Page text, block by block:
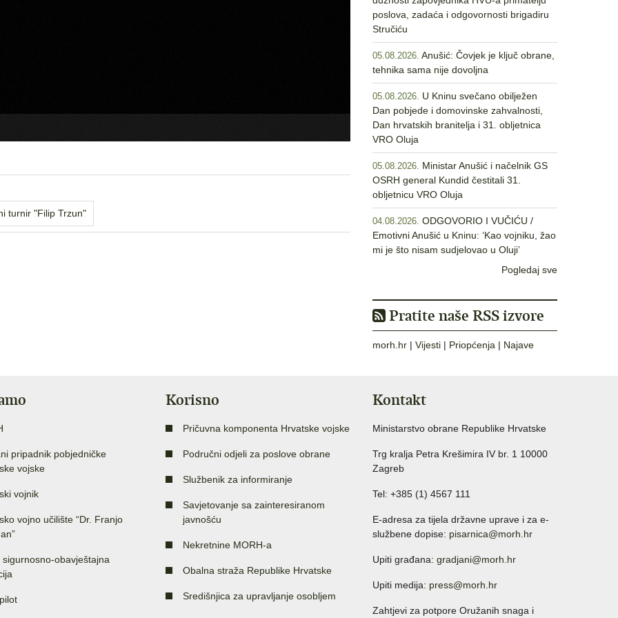
turnir "Filip Trzun"
poslova, zadaća i odgovornosti brigadiru
Stručiću
05.08.2026. Anušić: Čovjek je ključ obrane,
tehnika sama nije dovoljna
05.08.2026. U Kninu svečano obilježen
Dan pobjede i domovinske zahvalnosti,
Dan hrvatskih branitelja i 31. obljetnica
VRO Oluja
05.08.2026. Ministar Anušić i načelnik GS
OSRH general Kundid čestitali 31.
obljetnicu VRO Oluja
04.08.2026. ODGOVORIO I VUČIĆU /
Emotivni Anušić u Kninu: ‘Kao vojniku, žao
mi je što nisam sudjelovao u Oluji’
Pogledaj sve
Pratite naše RSS izvore
morh.hr | Vijesti | Priopćenja | Najave
pripadnik pobjedničke
vojske
vojnik
vojno učilište “Dr. Franjo
sigurnosno-obavještajna
Korisno
Pričuvna komponenta Hrvatske vojske
Područni odjeli za poslove obrane
Službenik za informiranje
Savjetovanje sa zainteresiranom
javnošću
Nekretnine MORH-a
Obalna straža Republike Hrvatske
Središnjica za upravljanje osobljem
Kontakt
Ministarstvo obrane Republike Hrvatske
Trg kralja Petra Krešimira IV br. 1 10000
Zagreb
Tel: +385 (1) 4567 111
E-adresa za tijela državne uprave i za e-
službene dopise: pisarnica@morh.hr
Upiti građana: gradjani@morh.hr
Upiti medija: press@morh.hr
Zahtjevi za potpore Oružanih snaga i